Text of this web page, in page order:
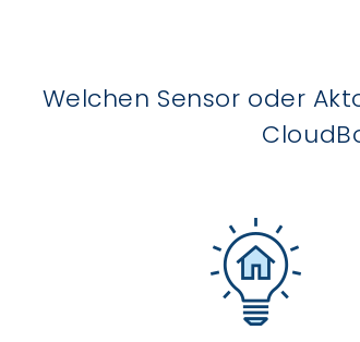
Welchen Sensor oder